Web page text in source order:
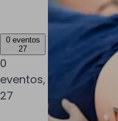
0 eventos
27
0
eventos,
27